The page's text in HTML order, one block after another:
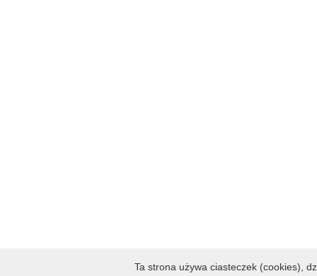
Ta strona używa ciasteczek (cookies),